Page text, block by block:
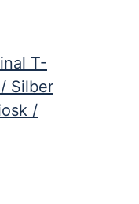
T-
Silber
/